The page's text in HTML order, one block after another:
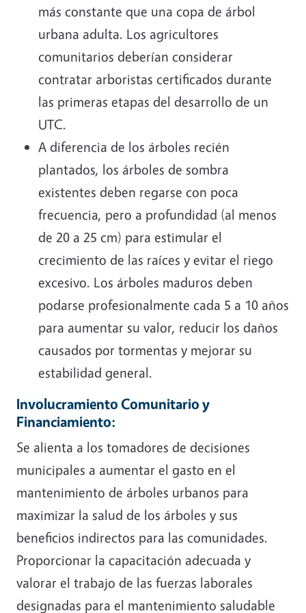
más constante que una copa de árbol
urbana adulta. Los agricultores
comunitarios deberían considerar
contratar arboristas certificados durante
las primeras etapas del desarrollo de un
UTC.
A diferencia de los árboles recién
plantados, los árboles de sombra
existentes deben regarse con poca
frecuencia, pero a profundidad (al menos
de 20 a 25 cm) para estimular el
crecimiento de las raíces y evitar el riego
excesivo. Los árboles maduros deben
podarse profesionalmente cada 5 a 10 años
para aumentar su valor, reducir los daños
causados ​​por tormentas y mejorar su
estabilidad general.
Involucramiento Comunitario y
Financiamiento:
Se alienta a los tomadores de decisiones
municipales a aumentar el gasto en el
mantenimiento de árboles urbanos para
maximizar la salud de los árboles y sus
beneficios indirectos para las comunidades.
Proporcionar la capacitación adecuada y
valorar el trabajo de las fuerzas laborales
designadas para el mantenimiento saludable